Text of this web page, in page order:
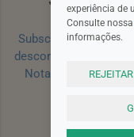
Subscreva a nossa
desconto para a sua
Nota: Para receber
experiência de
Consulte nossa
informações.